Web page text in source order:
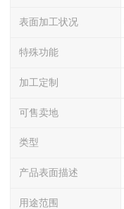
表面加工状况
特殊功能
加工定制
可售卖地
类型
产品表面描述
用途范围